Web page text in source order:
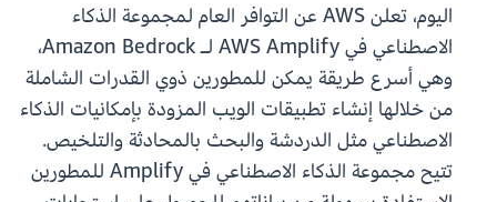
اليوم، تعلن AWS عن التوافر العام لمجموعة الذكاء
الاصطناعي في AWS Amplify لـ Amazon Bedrock،
وهي أسرع طريقة يمكن للمطورين ذوي القدرات الشاملة
من خلالها إنشاء تطبيقات الويب المزودة بإمكانيات الذكاء
الاصطناعي مثل الدردشة والبحث بالمحادثة والتلخيص.
تتيح مجموعة الذكاء الاصطناعي في Amplify للمطورين